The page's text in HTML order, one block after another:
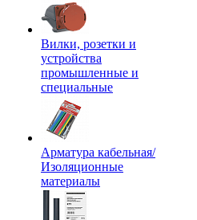
Вилки, розетки и
устройства
промышленные и
специальные
Арматура кабельная/
Изоляционные
материалы